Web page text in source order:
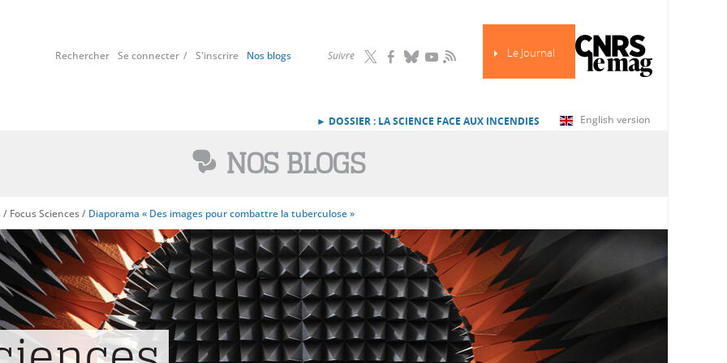
Le Journal
Suivre RSS
Rechercher Se connecter S'inscrire Nos blogs
English version
► DOSSIER : LA SCIENCE FACE AUX INCENDIES
NOS BLOGS
/ Focus Sciences/ Diaporama « Des images pour combattre la tuberculose »